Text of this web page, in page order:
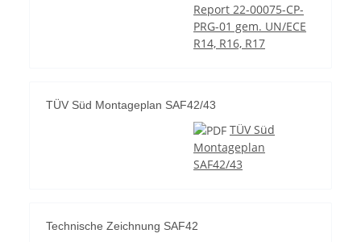
Report 22-00075-CP-
PRG-01 gem. UN/ECE
R14, R16, R17
TÜV Süd Montageplan SAF42/43
TÜV Süd
Montageplan
SAF42/43
Technische Zeichnung SAF42